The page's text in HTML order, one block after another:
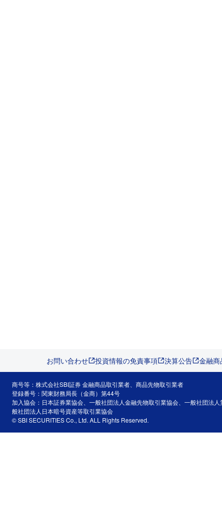
お問い合わせ 投資情報の免責事項 決算公告 金融
商号等：株式会社SBI証券 金融商品取引業者、商品先物取引業者
登録番号：関東財務局長（金商）第44号
加入協会：日本証券業協会、一般社団法人金融先物取引業協会、一般社団法
般社団法人日本暗号資産等取引業協会
© SBI SECURITIES Co., Ltd. ALL Rights Reserved.